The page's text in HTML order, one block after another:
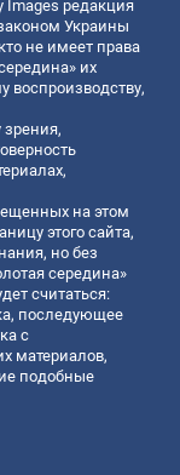
Images редакция
Украины
не имеет права
их
воспроизводству,
зрения,
на этом
этого сайта,
но без
середина»
считаться:
последующее
с
материалов,
подобные